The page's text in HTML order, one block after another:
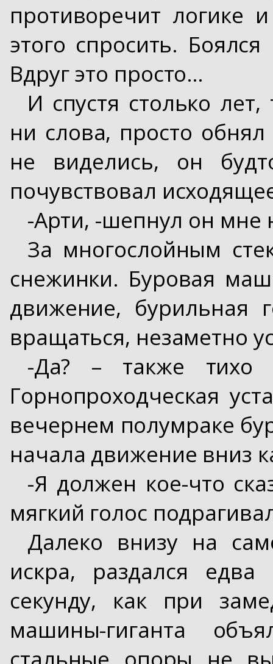
противоречит логике
этого спросить.
Вдруг это просто…
И спустя столько
ни слова, просто
не виделись, он
почувствовал
-Арти, -шепнул он мне
За многослойным
снежинки. Буровая
движение, бурильная
вращаться, незаметно
-Да? – также тихо
Горнопроходческая
вечернем полумраке
начала движение вниз
-Я должен кое-что
мягкий голос
Далеко внизу на
искра, раздался
секунду, как при
машины-гиганта